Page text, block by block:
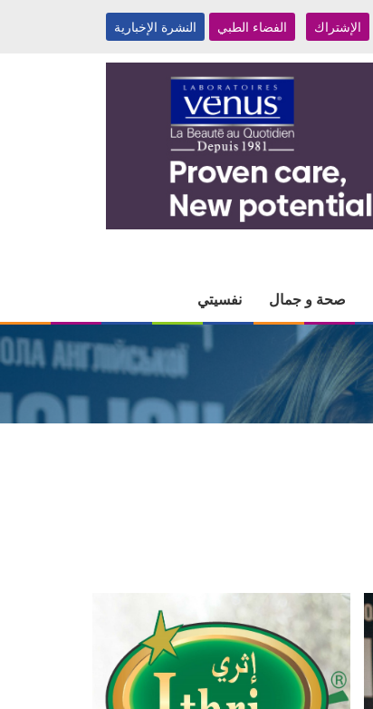
الإشتراك الفضاء الطبي النشرة الإخبارية
صحة و جمال نفسيتي